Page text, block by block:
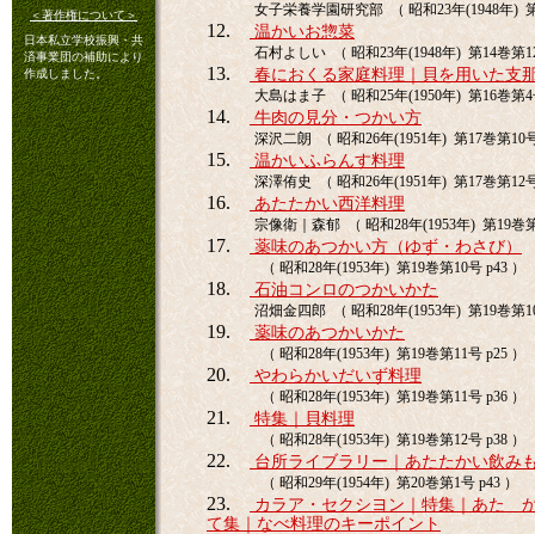
＜著作権について＞
日本私立学校振興・共
済事業団の補助により
作成しました。
女子栄養学園研究部 （ 昭和23年(1948年)
12. 温かいお惣菜
石村よしい （ 昭和23年(1948年) 第14巻第
13. 春におくる家庭料理｜貝を用いた支
大島はま子 （ 昭和25年(1950年) 第16巻第4
14. 牛肉の見分・つかい方
深沢二朗 （ 昭和26年(1951年) 第17巻第10
15. 温かいふらんす料理
深澤侑史 （ 昭和26年(1951年) 第17巻第12
16. あたたかい西洋料理
宗像衛｜森郁 （ 昭和28年(1953年) 第19巻
17. 薬味のあつかい方（ゆず・わさび）
（ 昭和28年(1953年) 第19巻第10号 p43 ）
18. 石油コンロのつかいかた
沼畑金四郎 （ 昭和28年(1953年) 第19巻第
19. 薬味のあつかいかた
（ 昭和28年(1953年) 第19巻第11号 p25 ）
20. やわらかいだいず料理
（ 昭和28年(1953年) 第19巻第11号 p36 ）
21. 特集｜貝料理
（ 昭和28年(1953年) 第19巻第12号 p38 ）
22. 台所ライブラリー｜あたたかい飲み
（ 昭和29年(1954年) 第20巻第1号 p43 ）
23.
カラア・セクシヨン｜特集｜あたゝ
て集｜なべ料理のキーポイント